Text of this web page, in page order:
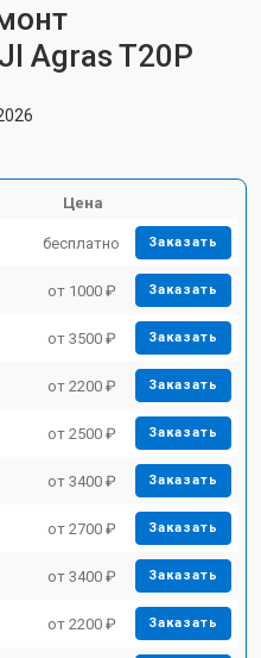
Agras T20P
Цена
бесплатно Заказать
от 1000 ₽ Заказать
от 3500 ₽ Заказать
от 2200 ₽ Заказать
от 2500 ₽ Заказать
от 3400 ₽ Заказать
от 2700 ₽ Заказать
от 3400 ₽ Заказать
от 2200 ₽ Заказать